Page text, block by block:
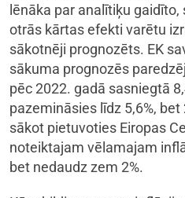
lēnāka par analītiķu
otrās kārtas efekti varētu
sākotnēji prognozēts. EK
sākuma prognozēs
pēc 2022. gadā sasniegtā
pazemināsies līdz 5,6%,
sākot pietuvoties Eiropas
noteiktajam vēlamajam
bet nedaudz zem 2%.